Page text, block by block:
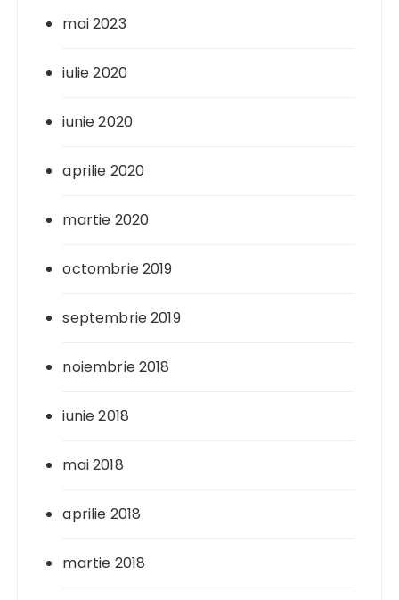
mai 2023
iulie 2020
iunie 2020
aprilie 2020
martie 2020
octombrie 2019
septembrie 2019
noiembrie 2018
iunie 2018
mai 2018
aprilie 2018
martie 2018